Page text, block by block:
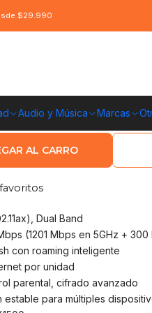
Audio y Música Marcas
$29.990
Fi Mesh D-Link
CHILE
AL CARRO
Dual Band
(1201 Mbps en 5GHz +
con roaming inteligente
por unidad
parental, cifrado avanzado
estable para múltiples